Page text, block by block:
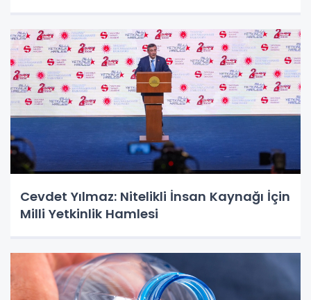
Cevdet Yılmaz: Nitelikli İnsan Kaynağı İçin
Milli Yetkinlik Hamlesi